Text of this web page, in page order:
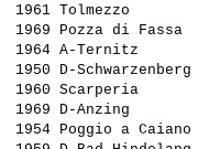
1961 Tolmezzo
1969 Pozza di
1964 A-Ternitz
1950 D-
1960 Scarperia
1969 D-Anzing
1954 Poggio a